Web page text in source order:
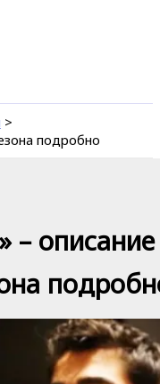
подробно
– описание